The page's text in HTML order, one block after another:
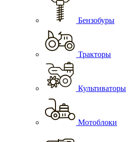
Бензобуры
Тракторы
Культиваторы
Мотоблоки